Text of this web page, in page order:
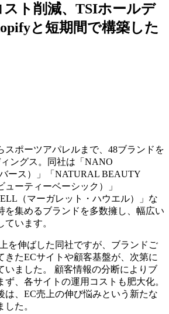
スト削減、TSIホールデ
と短期間で構築した
スポーツアパレルまで、48ブランドを
ングス。同社は「NANO
ース）」「NATURAL BEAUTY
ーティーベーシック）」
（マーガレット・ハウエル）」な
を集めるブランドを多数擁し、幅広い
います。
を伸ばした同社ですが、ブランドご
きたECサイトや顧客基盤が、次第に
いました。 顧客情報の分断によりブ
ず、各サイトの運用コストも肥大化。
は、EC売上の伸び悩みという新たな
た。